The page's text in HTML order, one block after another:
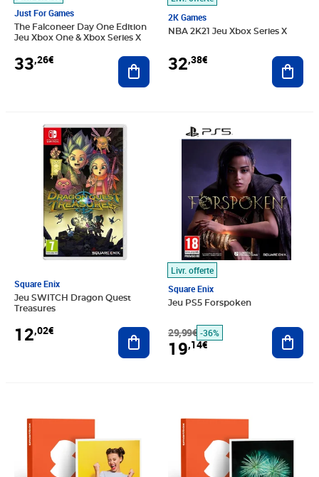
Just For Games
The Falconeer Day One Edition
Jeu Xbox One & Xbox Series X
33,26€ Ajouter au panier
2K Games
NBA 2K21 Jeu Xbox Series X
32,38€
Square Enix
Jeu SWITCH Dragon Quest
Treasures
12,02€
Prix 12,02€
Ajouter au panier
Livr. offerte
Square Enix
Jeu PS5 Forspoken
29,99€
Prix barré 29,99€
-36%
19,14€
Prix 19,14€